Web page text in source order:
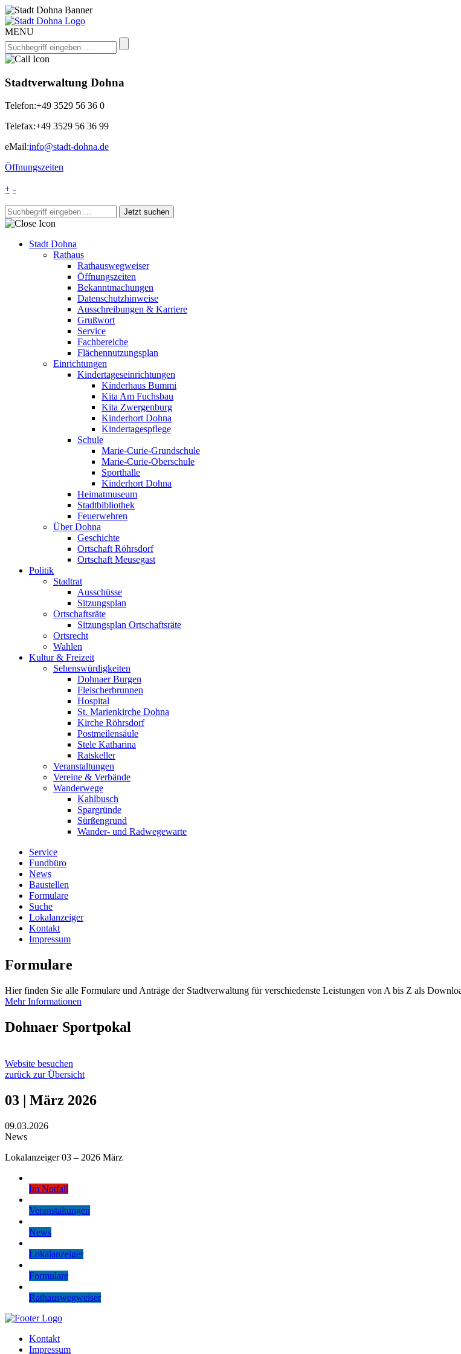
MENU
Stadtverwaltung Dohna
Telefon:+49 3529 56 36 0
Telefax:+49 3529 56 36 99
eMail:info@stadt-dohna.de
Öffnungszeiten
+ -
Stadt Dohna
Rathaus
Rathauswegweiser
Öffnungszeiten
Bekanntmachungen
Datenschutzhinweise
Ausschreibungen & Karriere
Grußwort
Service
Fachbereiche
Flächennutzungsplan
Einrichtungen
Kindertageseinrichtungen
Kinderhaus Bummi
Kita Am Fuchsbau
Kita Zwergenburg
Kinderhort Dohna
Kindertagespflege
Schule
Marie-Curie-Grundschule
Marie-Curie-Oberschule
Sporthalle
Kinderhort Dohna
Heimatmuseum
Stadtbibliothek
Feuerwehren
Über Dohna
Geschichte
Ortschaft Röhrsdorf
Ortschaft Meusegast
Politik
Stadtrat
Ausschüsse
Sitzungsplan
Ortschaftsräte
Sitzungsplan Ortschaftsräte
Ortsrecht
Wahlen
Kultur & Freizeit
Sehenswürdigkeiten
Dohnaer Burgen
Fleischerbrunnen
Hospital
St. Marienkirche Dohna
Kirche Röhrsdorf
Postmeilensäule
Stele Katharina
Ratskeller
Veranstaltungen
Vereine & Verbände
Wanderwege
Kahlbusch
Spargründe
Sürßengrund
Wander- und Radwegewarte
Service
Fundbüro
News
Baustellen
Formulare
Suche
Lokalanzeiger
Kontakt
Impressum
Formulare
Hier finden Sie alle Formulare und Anträge der Stadtverwaltung für verschiedenste Leistungen von A bis Z als
Mehr Informationen
Dohnaer Sportpokal
Website besuchen
zurück zur Übersicht
03 | März 2026
09.03.2026
News
Lokalanzeiger 03 – 2026 März
Im Notfall
Veranstaltungen
News
Lokalanzeiger
Formulare
Rathauswegweiser
Kontakt
Impressum